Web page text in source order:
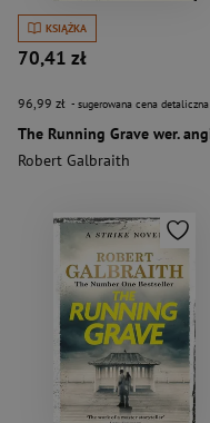
KSIĄŻKA
70,41 zł
96,99 zł - sugerowana cena detaliczna
Robert Galbraith